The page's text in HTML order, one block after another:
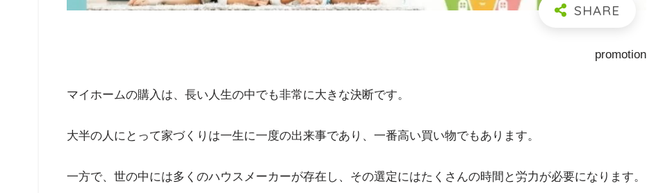
promotion
マイホームの購入は、長い人生の中でも非常に大きな決断です。
大半の人にとって家づくりは一生に一度の出来事であり、一番高い買い物でもあります。
一方で、世の中には多くのハウスメーカーが存在し、その選定にはたくさんの時間と労力が必要になります。